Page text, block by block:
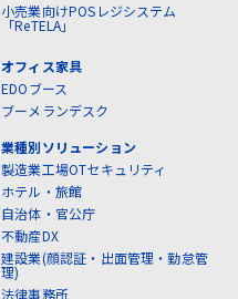
小売業向けPOSレジシステム
「ReTELA」
オフィス家具
EDOブース
ブーメランデスク
業種別ソリューション
製造業工場OTセキュリティ
ホテル・旅館
自治体・官公庁
不動産DX
建設業(顔認証・出面管理・勤怠管
理)
法律事務所